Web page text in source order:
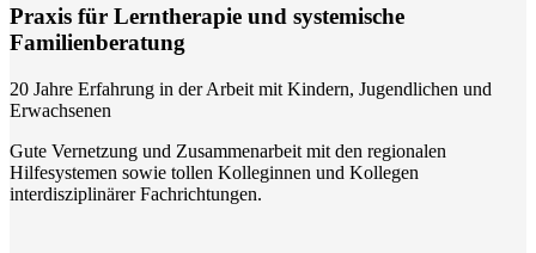
Praxis für Lerntherapie und systemische
Familienberatung
20 Jahre Erfahrung in der Arbeit mit Kindern, Jugendlichen und
Erwachsenen
Gute Vernetzung und Zusammenarbeit mit den regionalen
Hilfesystemen sowie tollen Kolleginnen und Kollegen
interdisziplinärer Fachrichtungen.